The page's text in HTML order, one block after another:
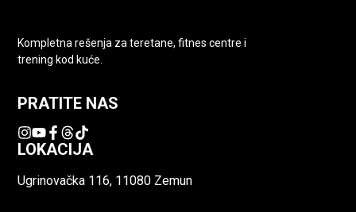
Kompletna rešenja za teretane, fitnes centre i
trening kod kuće.
PRATITE NAS
LOKACIJA
Ugrinovačka 116, 11080 Zemun